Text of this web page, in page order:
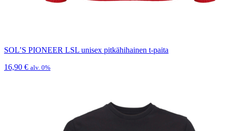
SOL’S PIONEER LSL unisex pitkähihainen t-paita
16,90 € alv. 0%